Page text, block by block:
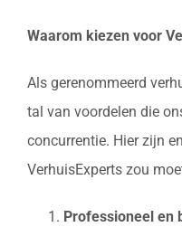
Waarom kiezen voor
Als gerenommeerd
tal van voordelen die
concurrentie. Hier zijn
VerhuisExperts zou
Professioneel en